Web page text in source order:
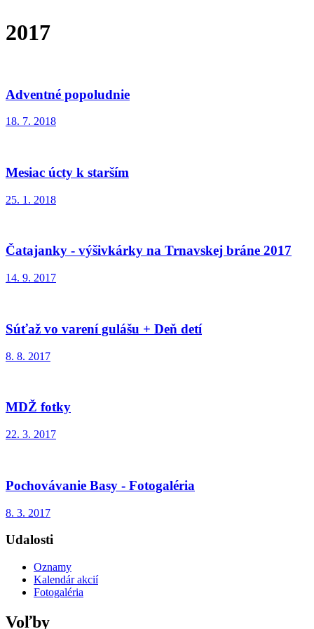
2017
Adventné popoludnie
18. 7. 2018
Mesiac úcty k starším
25. 1. 2018
Čatajanky - výšivkárky na Trnavskej bráne 2017
14. 9. 2017
Súťaž vo varení gulášu + Deň detí
8. 8. 2017
MDŽ fotky
22. 3. 2017
Pochovávanie Basy - Fotogaléria
8. 3. 2017
Udalosti
Oznamy
Kalendár akcií
Fotogaléria
Voľby